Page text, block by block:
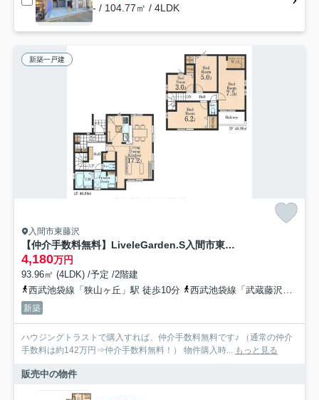
- / 104.77㎡ / 4LDK
新築一戸建
入間市東藤沢
【仲介手数料無料】LiveleGarden.S入間市東藤沢第４ 全１棟
4,180万円
93.96㎡ (4LDK) /予定 /2階建
西武池袋線「狭山ヶ丘」駅 徒歩10分
西武池袋線「武蔵藤沢」駅 徒歩11分
新築
ハウジングトラストで購入すれば、仲介手数料無料です♪ （通常の仲介
手数料は約142万円⇒仲介手数料無料！） 物件購入時...
もっと見る
販売中の物件